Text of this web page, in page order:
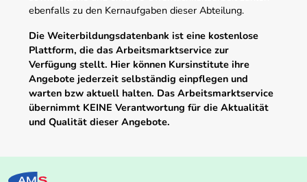
ebenfalls zu den Kernaufgaben dieser Abteilung.
Die Weiterbildungsdatenbank ist eine kostenlose
Plattform, die das Arbeitsmarktservice zur
Verfügung stellt. Hier können Kursinstitute ihre
Angebote jederzeit selbständig einpflegen und
warten bzw aktuell halten. Das Arbeitsmarktservice
übernimmt KEINE Verantwortung für die Aktualität
und Qualität dieser Angebote.